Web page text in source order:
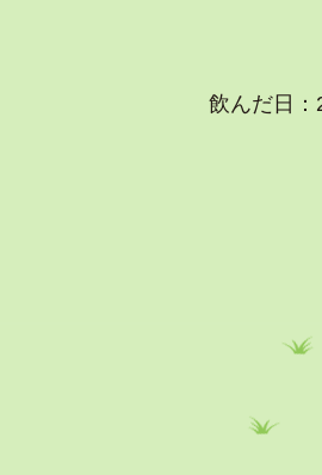
飲んだ日